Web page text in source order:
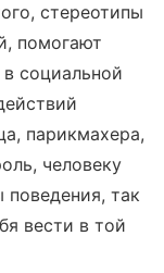
стереотипы
помогают
социальной
парикмахера,
человеку
так
вести в той